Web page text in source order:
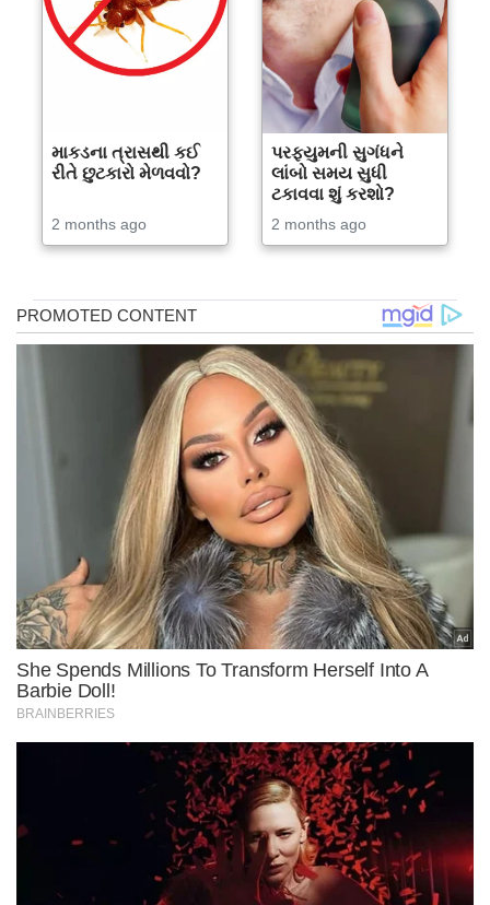
માકડના ત્રાસથી કઈ
રીતે છુટકારો મેળવવો?
2 months ago
પરફ્યુમની સુગંધને
લાંબો સમય સુધી
ટકાવવા શું કરશો?
2 months ago